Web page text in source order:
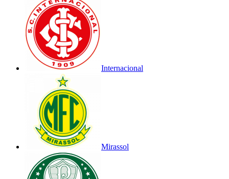
Internacional
Mirassol